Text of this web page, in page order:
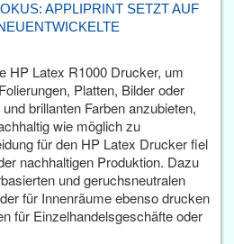
APPLIPRINT SETZT AUF
HP Latex R1000 Drucker, um
Platten, Bilder oder
brillanten Farben anzubieten,
wie möglich zu
für den HP Latex Drucker fiel
nachhaltigen Produktion. Dazu
und geruchsneutralen
für Innenräume ebenso drucken
für Einzelhandelsgeschäfte oder